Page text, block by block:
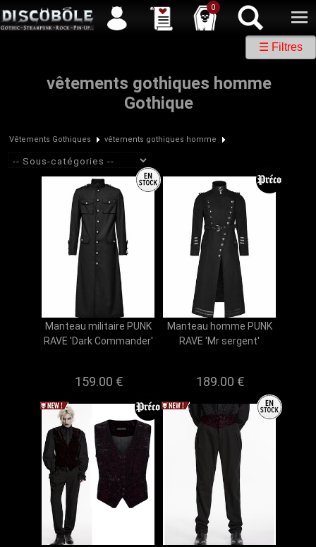
0
Service client 04 50 26 57 88 Newsletter | | Facebook
☰ Filtres
vêtements gothiques homme
Gothique
Vêtements Gothiques vêtements gothiques homme
Manteau militaire PUNK
RAVE 'Dark Commander'
159.00 €
Manteau homme PUNK
RAVE 'Mr sergent'
189.00 €